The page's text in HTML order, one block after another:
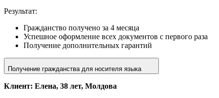
Результат:
Гражданство получено за 4 месяца
Успешное оформление всех документов с первого раза
Получение дополнительных гарантий
Получение гражданства для носителя языка
Клиент: Елена, 38 лет, Молдова